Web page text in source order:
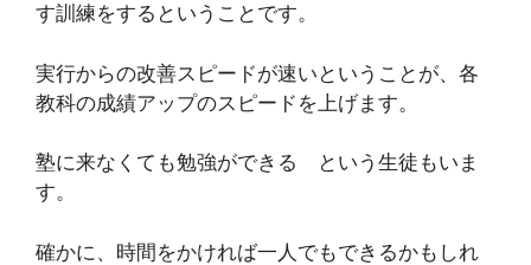
す訓練をするということです。
実行からの改善スピードが速いということが、各
教科の成績アップのスピードを上げます。
塾に来なくても勉強ができる という生徒もいま
す。
確かに、時間をかければ一人でもできるかもしれ